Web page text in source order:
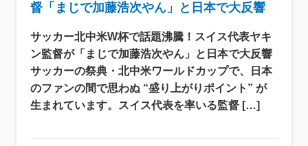
督「まじで加藤浩次やん」と日本で大反響
サッカー北中米W杯で話題沸騰！スイス代表ヤキ
ン監督が「まじで加藤浩次やん」と日本で大反響
サッカーの祭典・北中米ワールドカップで、日本
のファンの間で思わぬ “盛り上がりポイント” が
生まれています。スイス代表を率いる監督 […]